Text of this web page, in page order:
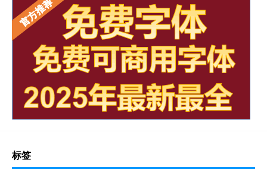
标签